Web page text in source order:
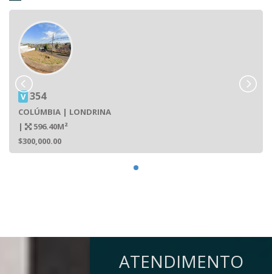
V 354
COLÚMBIA | LONDRINA
|
596.40M²
$300,000.00
ATENDIMENTO